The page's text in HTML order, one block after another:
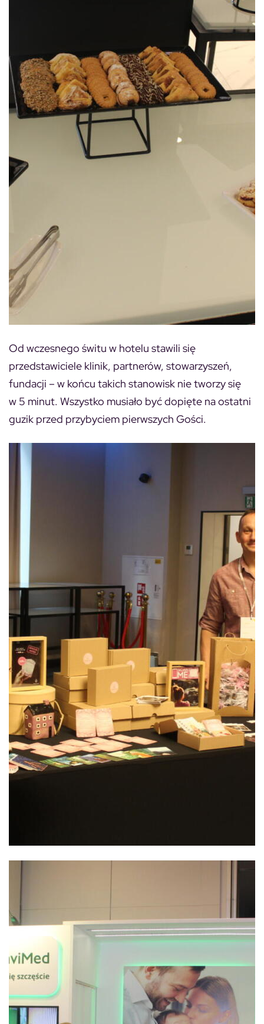
Od wczesnego świtu w hotelu stawili się
przedstawiciele klinik, partnerów, stowarzyszeń,
fundacji – w końcu takich stanowisk nie tworzy się
w 5 minut. Wszystko musiało być dopięte na ostatni
guzik przed przybyciem pierwszych Gości.